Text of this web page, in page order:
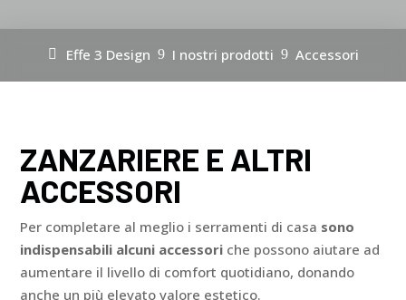
Effe 3 Design 9 I nostri prodotti 9 Accessori
ZANZARIERE E ALTRI
ACCESSORI
Per completare al meglio i serramenti di casa sono
indispensabili alcuni accessori che possono aiutare ad
aumentare il livello di comfort quotidiano, donando
anche un più elevato valore estetico.